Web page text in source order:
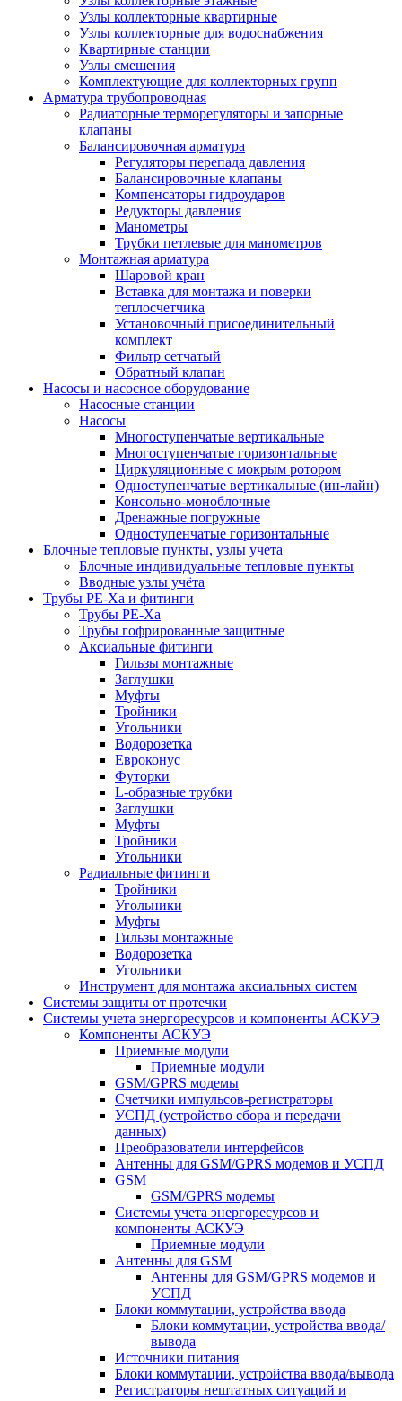
Узлы коллекторные квартирные
Узлы коллекторные для водоснабжения
Квартирные станции
Узлы смешения
Комплектующие для коллекторных групп
Арматура трубопроводная
Радиаторные терморегуляторы и запорные
клапаны
Балансировочная арматура
Регуляторы перепада давления
Балансировочные клапаны
Компенсаторы гидроударов
Редукторы давления
Манометры
Трубки петлевые для манометров
Монтажная арматура
Шаровой кран
Вставка для монтажа и поверки
теплосчетчика
Установочный присоединительный
комплект
Фильтр сетчатый
Обратный клапан
Насосы и насосное оборудование
Насосные станции
Насосы
Многоступенчатые вертикальные
Многоступенчатые горизонтальные
Циркуляционные с мокрым ротором
Одноступенчатые вертикальные (ин-лайн)
Консольно-моноблочные
Дренажные погружные
Одноступенчатые горизонтальные
Блочные тепловые пункты, узлы учета
Блочные индивидуальные тепловые пункты
Вводные узлы учёта
Трубы РЕ-Ха и фитинги
Трубы РЕ-Ха
Трубы гофрированные защитные
Аксиальные фитинги
Гильзы монтажные
Заглушки
Муфты
Тройники
Угольники
Водорозетка
Евроконус
Футорки
L-образные трубки
Заглушки
Муфты
Тройники
Угольники
Радиальные фитинги
Тройники
Угольники
Муфты
Гильзы монтажные
Водорозетка
Угольники
Инструмент для монтажа аксиальных систем
Системы защиты от протечки
Системы учета энергоресурсов и компоненты АСКУЭ
Компоненты АСКУЭ
Приемные модули
Приемные модули
GSM/GPRS модемы
Счетчики импульсов-регистраторы
УСПД (устройство сбора и передачи
данных)
Преобразователи интерфейсов
Антенны для GSM/GPRS модемов и УСПД
GSM
GSM/GPRS модемы
Системы учета энергоресурсов и
компоненты АСКУЭ
Приемные модули
Антенны для GSM
Антенны для GSM/GPRS модемов и
УСПД
Блоки коммутации, устройства ввода
Блоки коммутации, устройства ввода/
вывода
Источники питания
Блоки коммутации, устройства ввода/вывода
Регистраторы нештатных ситуаций и